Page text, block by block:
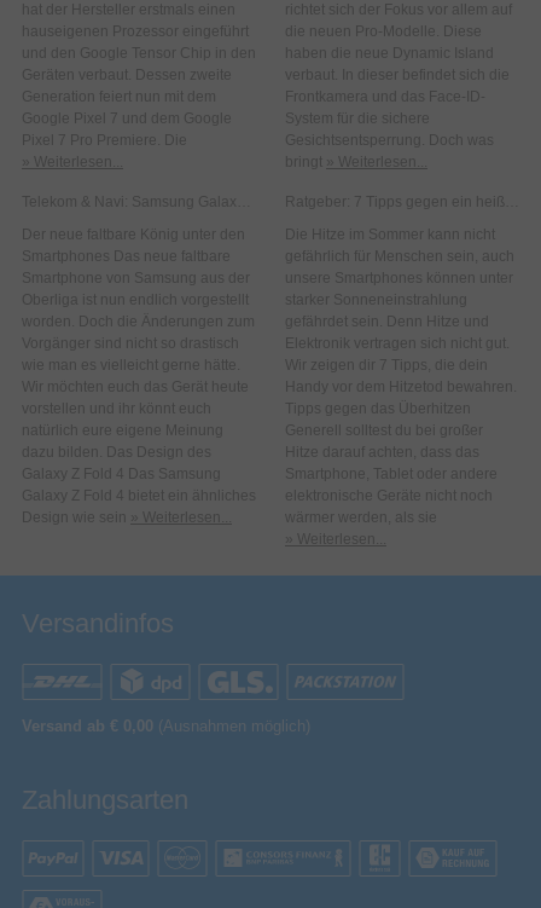
hat der Hersteller erstmals einen
hauseigenen Prozessor eingeführt
und den Google Tensor Chip in den
Geräten verbaut. Dessen zweite
Generation feiert nun mit dem
Google Pixel 7 und dem Google
Pixel 7 Pro Premiere. Die
» Weiterlesen...
richtet sich der Fokus vor allem auf
die neuen Pro-Modelle. Diese
haben die neue Dynamic Island
verbaut. In dieser befindet sich die
Frontkamera und das Face-ID-
System für die sichere
Gesichtsentsperrung. Doch was
bringt
» Weiterlesen...
Der neue faltbare König unter den
Smartphones Das neue faltbare
Smartphone von Samsung aus der
Oberliga ist nun endlich vorgestellt
worden. Doch die Änderungen zum
Vorgänger sind nicht so drastisch
wie man es vielleicht gerne hätte.
Wir möchten euch das Gerät heute
vorstellen und ihr könnt euch
natürlich eure eigene Meinung
dazu bilden. Das Design des
Galaxy Z Fold 4 Das Samsung
Galaxy Z Fold 4 bietet ein ähnliches
Design wie sein
» Weiterlesen...
Die Hitze im Sommer kann nicht
gefährlich für Menschen sein, auch
unsere Smartphones können unter
starker Sonneneinstrahlung
gefährdet sein. Denn Hitze und
Elektronik vertragen sich nicht gut.
Wir zeigen dir 7 Tipps, die dein
Handy vor dem Hitzetod bewahren.
Tipps gegen das Überhitzen
Generell solltest du bei großer
Hitze darauf achten, dass das
Smartphone, Tablet oder andere
elektronische Geräte nicht noch
wärmer werden, als sie
» Weiterlesen...
Versandinfos
Versand ab € 0,00 (Ausnahmen möglich)
Zahlungsarten